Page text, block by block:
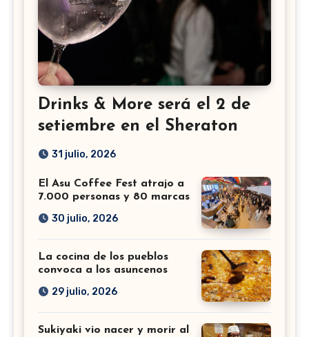
Drinks & More será el 2 de
setiembre en el Sheraton
31 julio, 2026
El Asu Coffee Fest atrajo a
7.000 personas y 80 marcas
30 julio, 2026
La cocina de los pueblos
convoca a los asuncenos
29 julio, 2026
Sukiyaki vio nacer y morir al